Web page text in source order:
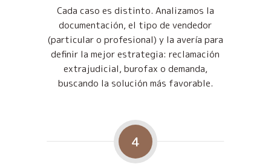
Cada caso es distinto. Analizamos la
documentación, el tipo de vendedor
(particular o profesional) y la avería para
definir la mejor estrategia: reclamación
extrajudicial, burofax o demanda,
buscando la solución más favorable.
4